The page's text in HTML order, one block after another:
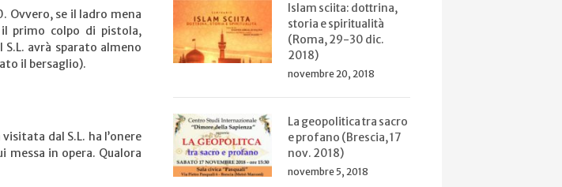
Ovvero, se il ladro mena
primo colpo di pistola,
avrà sparato almeno
il bersaglio).
dal S.L. ha l’onere
in opera. Qualora
Islam sciita: dottrina,
storia e spiritualità
(Roma, 29-30 dic.
2018)
novembre 20, 2018
La geopolitica tra sacro
e profano (Brescia, 17
nov. 2018)
novembre 5, 2018